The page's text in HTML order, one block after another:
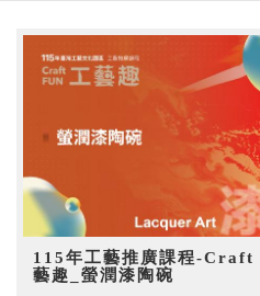
115年工藝推廣課程-Craft
藝趣_螢潤漆陶碗